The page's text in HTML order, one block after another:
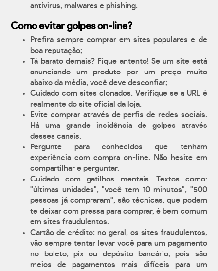
antívirus, malwares e phishing.
Como evitar golpes on-line?
Prefira sempre comprar em sites populares e de
boa reputação;
Tá barato demais? Fique antento! Se um site está
anunciando um produto por um preço muito
abaixo da média, você deve desconfiar;
Cuidado com sites clonados. Verifique se a URL é
realmente do site oficial da loja.
Evite comprar através de perfis de redes sociais.
Há uma grande incidência de golpes através
desses canais.
Pergunte para conhecidos que tenham
experiência com compra on-line. Não hesite em
compartilhar e perguntar.
Cuidado com gatilhos mentais. Textos como:
"últimas unidades", "você tem 10 minutos", "500
pessoas já compraram", são técnicas, que podem
te deixar com pressa para comprar, é bem comum
em sites fraudulentos.
Cartão de crédito: no geral, os sites fraudulentos,
vão sempre tentar levar você para um pagamento
no boleto, pix ou depósito bancário, pois são
meios de pagamentos mais difíceis para um